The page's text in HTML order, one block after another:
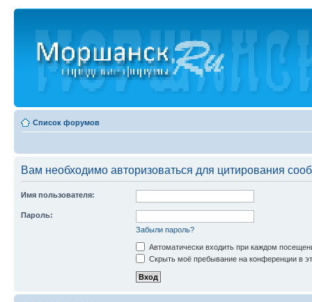
Список форумов
Вам необходимо авторизоваться для цитирования
Имя пользователя:
Пароль:
Забыли пароль?
Автоматически входить при каждом
Скрыть моё пребывание на конференции в